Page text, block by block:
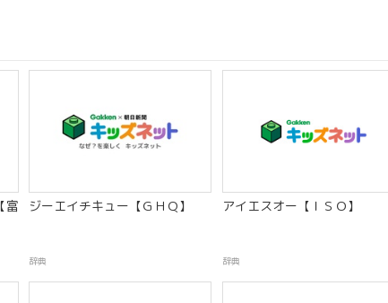
富
ジーエイチキュー【ＧＨＱ】
辞典
アイエスオー【ＩＳＯ】
辞典